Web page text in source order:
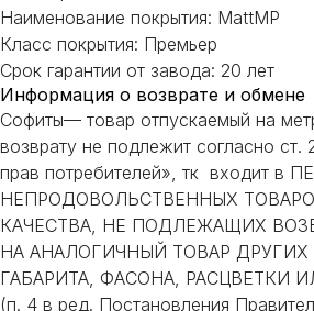
Наименование покрытия: MattMP
Класс покрытия: Премьер
Срок гарантии от завода: 20 лет
Информация о возврате и обмене
Софиты— товар отпускаемый на
возврату не подлежит согласно ст.
прав потребителей», тк входит в
НЕПРОДОВОЛЬСТВЕННЫХ
КАЧЕСТВА, НЕ ПОДЛЕЖАЩИХ
НА АНАЛОГИЧНЫЙ ТОВАР ДРУГИХ
ГАБАРИТА, ФАСОНА, РАСЦВЕТКИ
(п. 4 в ред. Постановления
все вопросы. Свяжитесь по
телефону или заполните форму для
индивидуального подбора.
+7
ОТПРАВИТЬ